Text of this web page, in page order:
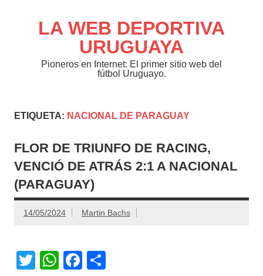
contenidoLA WEB DEPORTIVA
URUGUAYA
Pioneros en Internet: El primer sitio web del
fútbol Uruguayo.
ETIQUETA: NACIONAL DE PARAGUAY
FLOR DE TRIUNFO DE RACING,
VENCIÓ DE ATRÁS 2:1 A NACIONAL
(PARAGUAY)
14/05/2024 Martin Bachs
T
W
F